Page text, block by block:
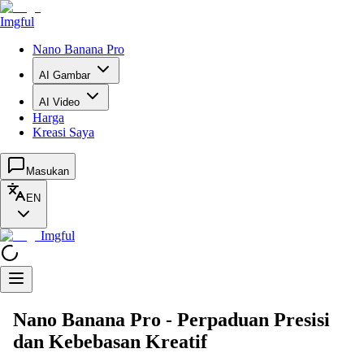
Imgful
Nano Banana Pro
AI Gambar
AI Video
Harga
Kreasi Saya
Masukan
EN
Imgful
Nano Banana Pro - Perpaduan Presisi
dan Kebebasan Kreatif